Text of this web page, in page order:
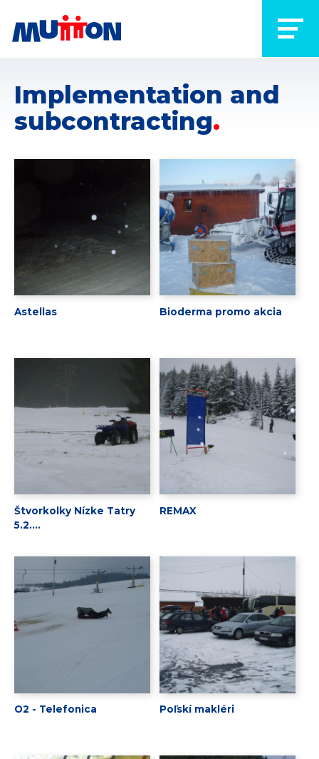
Implementation and
subcontracting
Astellas Bioderma promo akcia
Štvorkolky Nízke Tatry
5.2....
REMAX
O2 - Telefonica Poľskí makléri